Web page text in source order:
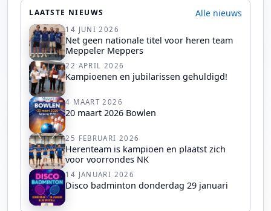
LAATSTE NIEUWS Alle nieuws
14 JUNI 2026
Net geen nationale titel voor heren team
Meppeler Meppers
22 APRIL 2026
Kampioenen en jubilarissen gehuldigd!
4 MAART 2026
20 maart 2026 Bowlen
25 FEBRUARI 2026
Herenteam is kampioen en plaatst zich
voor voorrondes NK
14 JANUARI 2026
Disco badminton donderdag 29 januari